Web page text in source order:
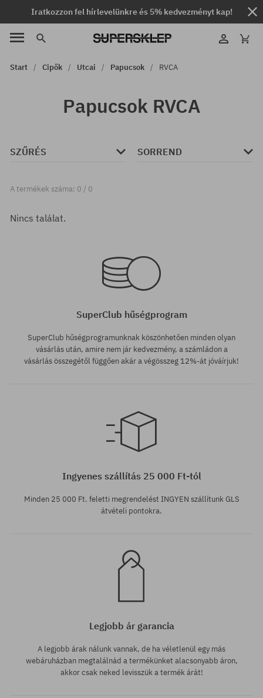
Iratkozzon fel hírlevelünkre és 5% kedvezményt kap!
Start Cipők Utcai Papucsok RVCA
Papucsok RVCA
SZŰRÉS SORREND
A termékek száma: 0 / 0
Nincs találat.
SuperClub hűségprogram
SuperClub hűségprogramunknak köszönhetően minden olyan
vásárlás után, amire nem jár kedvezmény, a számládon a
vásárlás összegétől függően akár a végösszeg 12%-át jóváírjuk!
Ingyenes szállítás 25 000 Ft-tól
Minden 25 000 Ft. feletti megrendelést INGYEN szállítunk GLS
átvételi pontokra.
Legjobb ár garancia
A legjobb árak nálunk vannak, de ha véletlenül egy más
webáruházban megtalálnád a termékünket alacsonyabb áron,
akkor csak neked levisszük a termék árát!